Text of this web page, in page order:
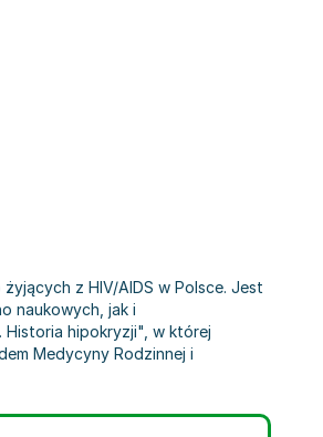
z HIV/AIDS w Polsce. Jest
naukowych, jak i
Historia hipokryzji", w której
Medycyny Rodzinnej i